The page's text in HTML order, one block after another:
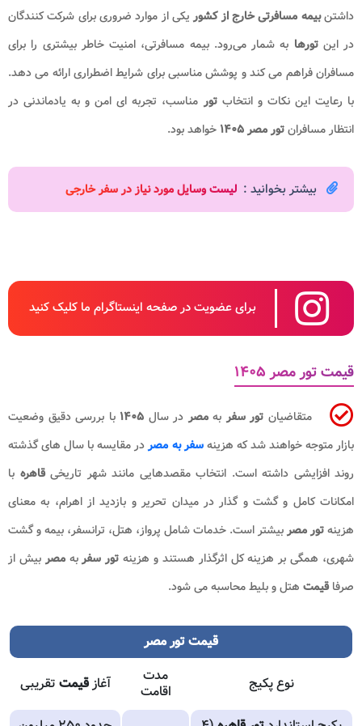
داشتنبیمه مسافرتی خارج از کشوریکی از موارد ضروری برای شرکت ‌کنندگان
در اینتورها به ‌شمار می‌رود. بیمه مسافرتی، امنیت خاطر بیشتری را برای
مسافران فراهم می‌ کند و پوشش مناسبی برای شرایط اضطراری ارائه می ‌دهد.
با رعایت این نکات و انتخابتور مناسب، تجربه‌ ای امن و به ‌یادماندنی در
انتظار مسافرانتور مصر ۱۴۰۵ خواهد بود.
بیشتر بخوانید : لیست وسایل مورد نیاز در سفر خارجی
برای عضویت در صفحه اینستاگرام ما کلیک کنید
قیمت تور مصر ۱۴۰۵
متقاضیان تور سفر بهمصر در سال ۱۴۰۵ با بررسی دقیق وضعیت
بازار متوجه خواهند شد که هزینهسفر به مصر در مقایسه با سال های گذشته
روند افزایشی داشته است. انتخاب مقصدهایی مانند شهر تاریخیقاهره با
امکانات کامل و گشت و گذار در میدان تحریر و بازدید از اهرام، به معنای
هزینهتور مصربیشتر است. خدمات شامل پرواز، هتل، ترانسفر، بیمه و گشت
شهری، همگی بر هزینه کل اثرگذار هستند و هزینه تور سفربهمصربیش از
صرفاقیمت هتل و بلیط محاسبه می شود.
قیمت تور مصر
نوع پکیج
مدت
اقامت
آغازقیمت تقریبی